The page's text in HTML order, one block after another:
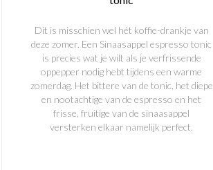
Dit is misschien wel hét koffie-drankje van
deze zomer. Een Sinaasappel espresso tonic
is precies wat je wilt als je verfrissende
oppepper nodig hebt tijdens een warme
zomerdag. Het bittere van de tonic, het diepe
en nootachtige van de espresso en het
frisse, fruitige van de sinaasappel
versterken elkaar namelijk perfect.